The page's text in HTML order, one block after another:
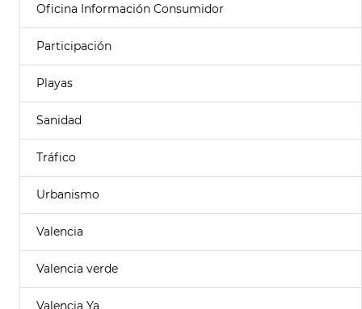
Oficina Información Consumidor
Participación
Playas
Sanidad
Tráfico
Urbanismo
Valencia
Valencia verde
Valencia Ya